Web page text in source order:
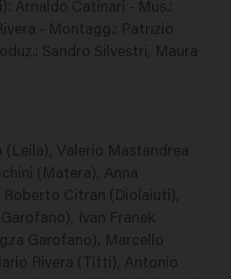
Arnaldo Catinari - Mus.:
- Montagg.: Patrizio
Sandro Silvestri, Maura
(Leila), Valerio Mastandrea
(Matera), Anna
Roberto Citran (Diolaiuti),
Ivan Franek
Garofano), Marcello
Rivera (Titti), Antonio